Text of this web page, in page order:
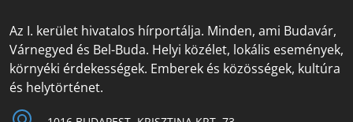
Az I. kerület hivatalos hírportálja. Minden, ami Budavár,
Várnegyed és Bel-Buda. Helyi közélet, lokális események,
környéki érdekességek. Emberek és közösségek, kultúra
és helytörténet.